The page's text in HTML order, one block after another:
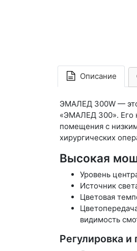
Описание
ЭМАЛЕД 300W — это
«ЭМАЛЕД 300». Его
помещения с
хирургических
Высокая
Уровень
Источник
Цветовая
видимость
Регулировка и